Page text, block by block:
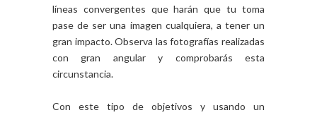
líneas convergentes que harán que tu toma
pase de ser una imagen cualquiera, a tener un
gran impacto. Observa las fotografías realizadas
con gran angular y comprobarás esta
circunstancia.
Con este tipo de objetivos y usando un